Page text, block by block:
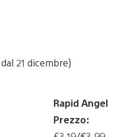
21 dicembre)
Rapid Angel
Prezzo: